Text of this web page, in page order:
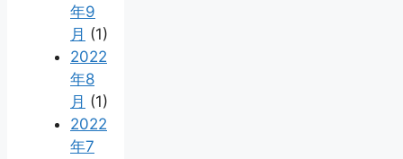
年9
月 (1)
2022
年8
月 (1)
2022
年7